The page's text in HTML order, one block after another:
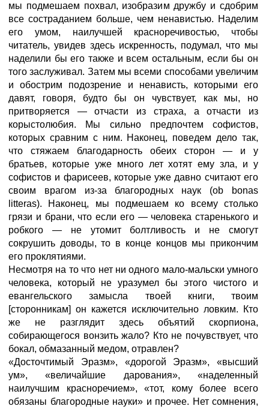
мы подмешаем похвал, изобразим дружбу и сдобрим
все состраданием больше, чем ненавистью. Наделим
его умом, наилучшей красноречивостью, чтобы
читатель, увидев здесь искренность, подумал, что мы
наделили бы его также и всем остальным, если бы он
того заслуживал. Затем мы всеми способами увеличим
и обострим подозрение и ненависть, которыми его
давят, говоря, будто бы он чувствует, как мы, но
притворяется — отчасти из страха, а отчасти из
корыстолюбия. Мы сильно предпочтем софистов,
которых сравним с ним. Наконец, поведем дело так,
что стяжаем благодарность обеих сторон — и у
братьев, которые уже много лет хотят ему зла, и у
софистов и фарисеев, которые уже давно считают его
своим врагом из-за благородных наук (оb bonas
litteras). Наконец, мы подмешаем ко всему столько
грязи и брани, что если его — человека старенького и
робкого — не утомит болтливость и не смогут
сокрушить доводы, то в конце концов мы прикончим
его проклятиями.
Несмотря на то что нет ни одного мало-мальски умного
человека, который не уразумел бы этого чистого и
евангельского замысла твоей книги, твоим
[сторонникам] он кажется исключительно ловким. Кто
же не разглядит здесь объятий скорпиона,
собирающегося вонзить жало? Кто не почувствует, что
бокал, обмазанный медом, отравлен?
«Досточтимый Эразм», «дорогой Эразм», «высший
ум», «величайшие дарования», «наделенный
наилучшим красноречием», «тот, кому более всего
обязаны благородные науки» и прочее. Нет сомнения,